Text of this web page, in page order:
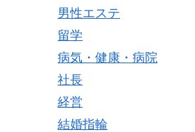
男性エステ
留学
病気・健康・病院
社長
経営
結婚指輪